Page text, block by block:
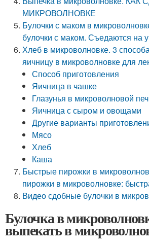
МИКРОВОЛНОВКЕ
Булочки с маком в
булочки с маком. Съедаются на
Хлеб в микроволновке. 3
яичницу в микроволновке для
Способ приготовления
Яичница в чашке
Глазунья в микроволновой
Яичница с сыром и овощами
Другие варианты
Мясо
Хлеб
Каша
Быстрые пирожки в
пирожки в микроволновке:
Видео сдобные булочки в
Булочка в
выпекать в